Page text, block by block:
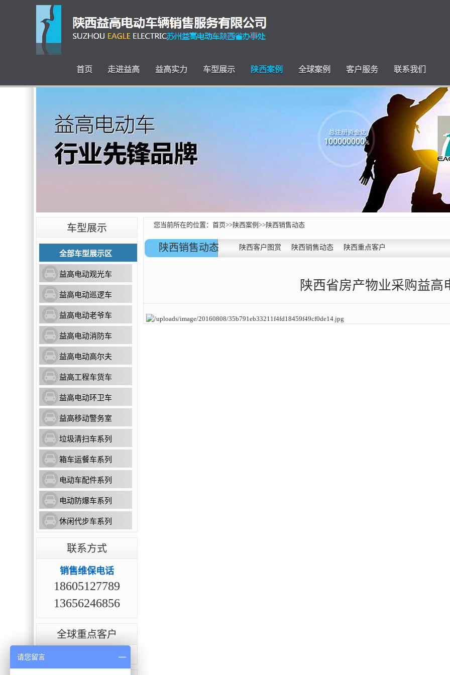
首页 走进益高 益高实力 车型展示 陕西案例 全球案例 客户服务 联系我们
车型展示
全部车型展示区
益高电动观光车
益高电动巡逻车
益高电动老爷车
益高电动消防车
益高电动高尔夫
益高工程车货车
益高电动环卫车
益高移动警务室
垃圾清扫车系列
箱车运餐车系列
电动车配件系列
电动防爆车系列
休闲代步车系列
联系方式
销售维保电话
18605127789
13656246856
全球重点客户
您当前所在的位置： 首页>>陕西案例 >>陕西销售动态
陕西销售动态 陕西客户图赏 陕西销售动态 陕西重点客户
陕西省房产物业采购益高
请您留言